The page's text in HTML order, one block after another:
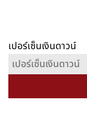
เปอร์เซ็นเงินดาวน์